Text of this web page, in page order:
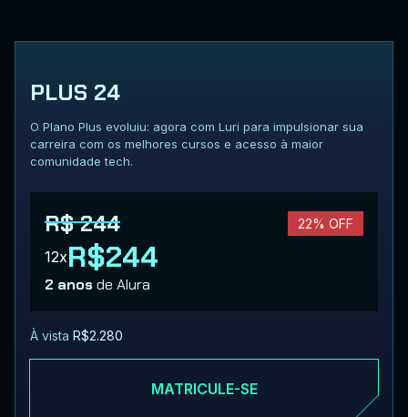
PLUS 24
O Plano Plus evoluiu: agora com Luri para impulsionar sua
carreira com os melhores cursos e acesso à maior
comunidade tech.
R$ 244 22% OFF
12xR$244
2 anosde Alura
À vista R$2.280
MATRICULE-SE